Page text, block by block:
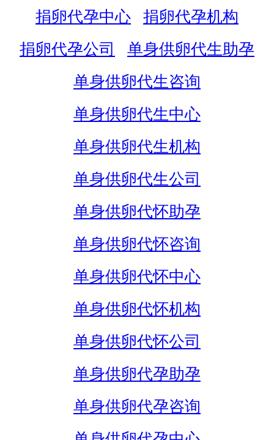
捐卵代孕中心
捐卵代孕机构
捐卵代孕公司
单身供卵代生助孕
单身供卵代生咨询
单身供卵代生中心
单身供卵代生机构
单身供卵代生公司
单身供卵代怀助孕
单身供卵代怀咨询
单身供卵代怀中心
单身供卵代怀机构
单身供卵代怀公司
单身供卵代孕助孕
单身供卵代孕咨询